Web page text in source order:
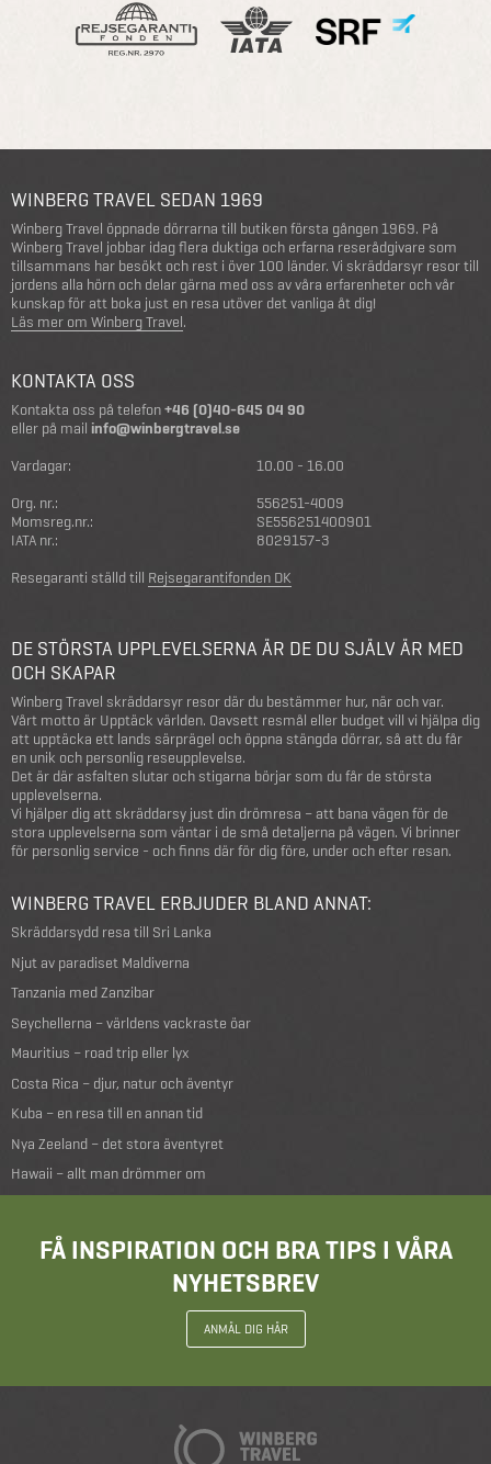
WINBERG TRAVEL SEDAN 1969
Winberg Travel öppnade dörrarna till butiken första gången 1969. På
Winberg Travel jobbar idag flera duktiga och erfarna reserådgivare som
tillsammans har besökt och rest i över 100 länder. Vi skräddarsyr resor till
jordens alla hörn och delar gärna med oss av våra erfarenheter och vår
kunskap för att boka just en resa utöver det vanliga åt dig!
Läs mer om Winberg Travel.
KONTAKTA OSS
Kontakta oss på telefon+46 (0)40-645 04 90
eller på mail info@winbergtravel.se
Vardagar:
10.00 - 16.00
Org. nr.:
556251-4009
Momsreg.nr.:
SE556251400901
IATA nr.:
8029157-3
Resegaranti ställd till Rejsegarantifonden DK
DE STÖRSTA UPPLEVELSERNA ÄR DE DU SJÄLV ÄR MED
OCH SKAPAR
Winberg Travel skräddarsyr resor där du bestämmer hur, när och var.
Vårt motto är Upptäck världen. Oavsett resmål eller budget vill vi hjälpa dig
att upptäcka ett lands särprägel och öppna stängda dörrar, så att du får
en unik och personlig reseupplevelse.
Det är där asfalten slutar och stigarna börjar som du får de största
upplevelserna.
Vi hjälper dig att skräddarsy just din drömresa – att bana vägen för de
stora upplevelserna som väntar i de små detaljerna på vägen. Vi brinner
för personlig service - och finns där för dig före, under och efter resan.
WINBERG TRAVEL ERBJUDER BLAND ANNAT:
Skräddarsydd resa till Sri Lanka
Njut av paradiset Maldiverna
Tanzania med Zanzibar
Seychellerna – världens vackraste öar
Mauritius – road trip eller lyx
Costa Rica – djur, natur och äventyr
Kuba – en resa till en annan tid
Nya Zeeland – det stora äventyret
Hawaii – allt man drömmer om
FÅ INSPIRATION OCH BRA TIPS I VÅRA
NYHETSBREV
ANMÄL DIG HÄR